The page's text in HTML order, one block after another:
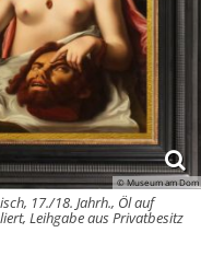
© Museum am Dom
17./18. Jahrh., Öl auf
Leihgabe aus Privatbesitz